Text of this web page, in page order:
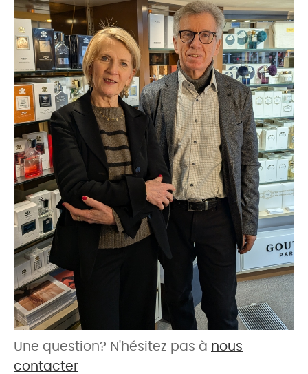
Une question? N'hésitez pas à nous
contacter